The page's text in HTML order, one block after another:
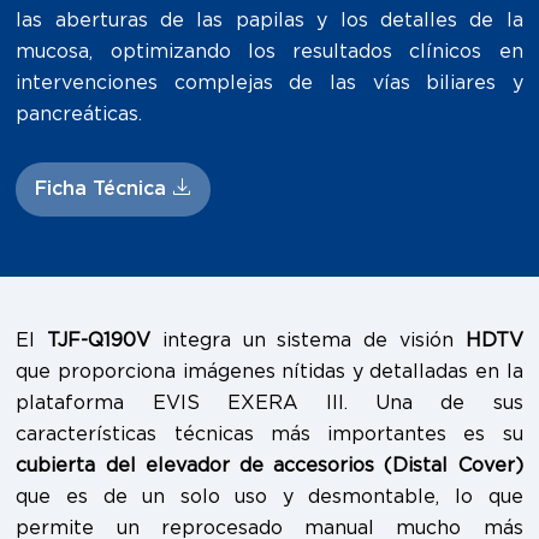
las aberturas de las papilas y los detalles de la
mucosa, optimizando los resultados clínicos en
intervenciones complejas de las vías biliares y
pancreáticas.
Ficha Técnica
El TJF-Q190V integra un sistema de visión
HDTV
que proporciona imágenes nítidas y detalladas en la
plataforma EVIS EXERA III. Una de sus
características técnicas más importantes es su
cubierta del elevador de accesorios (Distal Cover)
que es de un solo uso y desmontable, lo que
permite un reprocesado manual mucho más